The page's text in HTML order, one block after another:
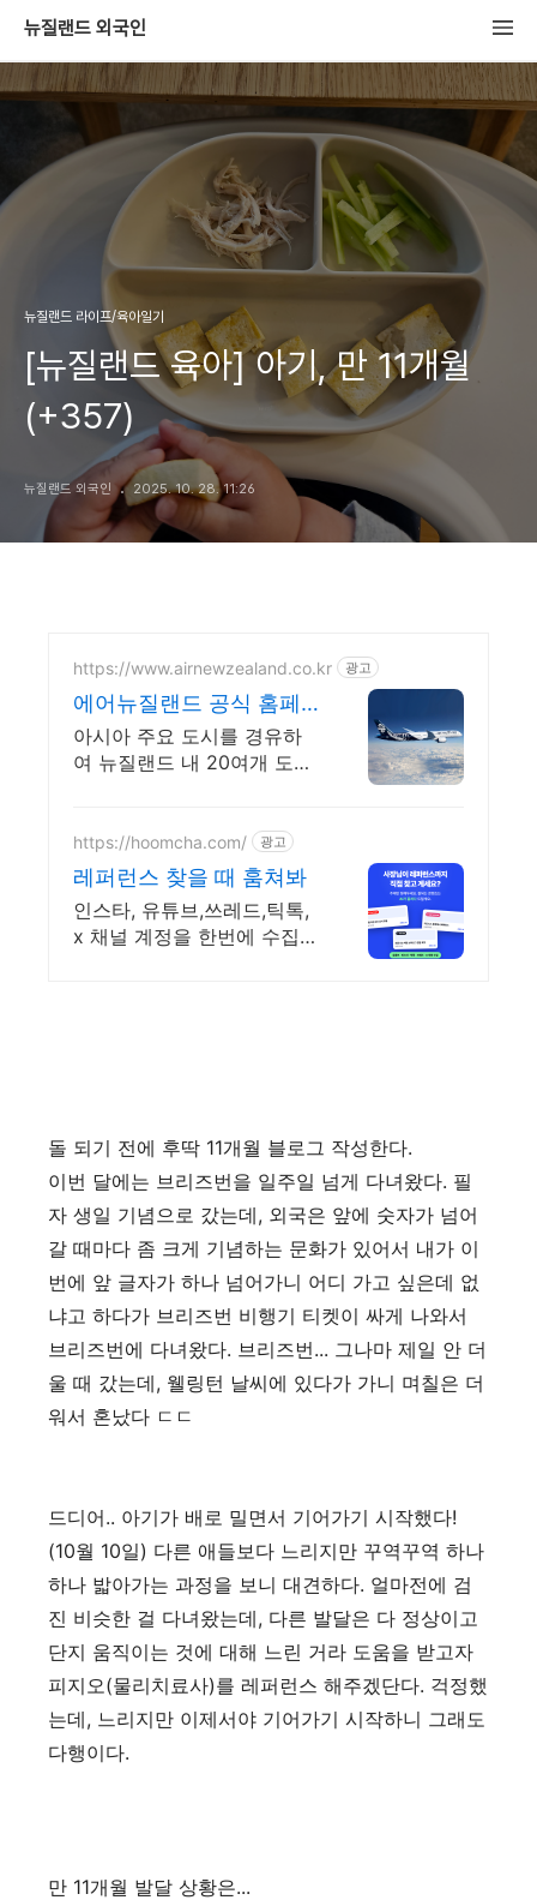
뉴질랜드 외국인
뉴질랜드 라이프/육아일기
[뉴질랜드 육아] 아기, 만 11개월
(+357)
뉴질랜드 외국인 2025. 10. 28. 11:26
https://www.airnewzealand.co.kr 광고
에어뉴질랜드 공식 홈페
이지 항공권 예약 및 여행
정보
아시아 주요 도시를 경유하
여 뉴질랜드 내 20여개 도시
https://hoomcha.com/ 광고
레퍼런스 찾을 때 훔쳐봐
인스타, 유튜브,쓰레드,틱톡,
x 채널 계정을 한번에 수집 3
돌 되기 전에 후딱 11개월 블로그 작성한다.
이번 달에는 브리즈번을 일주일 넘게 다녀왔다. 필
자 생일 기념으로 갔는데, 외국은 앞에 숫자가 넘어
갈 때마다 좀 크게 기념하는 문화가 있어서 내가 이
번에 앞 글자가 하나 넘어가니 어디 가고 싶은데 없
냐고 하다가 브리즈번 비행기 티켓이 싸게 나와서
브리즈번에 다녀왔다. 브리즈번... 그나마 제일 안 더
울 때 갔는데, 웰링턴 날씨에 있다가 가니 며칠은 더
워서 혼났다 ㄷㄷ
드디어.. 아기가 배로 밀면서 기어가기 시작했다!
(10월 10일) 다른 애들보다 느리지만 꾸역꾸역 하나
하나 밟아가는 과정을 보니 대견하다. 얼마전에 검
진 비슷한 걸 다녀왔는데, 다른 발달은 다 정상이고
단지 움직이는 것에 대해 느린 거라 도움을 받고자
피지오(물리치료사)를 레퍼런스 해주겠단다. 걱정했
는데, 느리지만 이제서야 기어가기 시작하니 그래도
다행이다.
만 11개월 발달 상황은...